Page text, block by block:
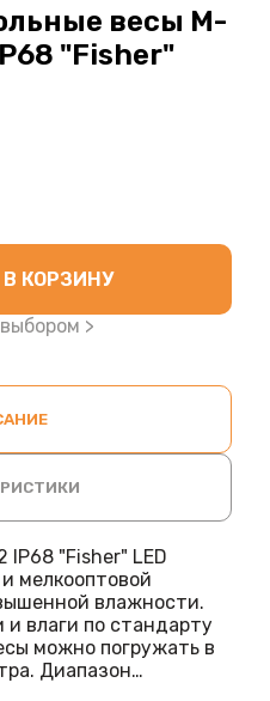
весы M-
"Fisher"
КОРЗИНУ
>
IP68 "Fisher" LED
мелкооптовой
влажности.
влаги по стандарту
можно погружать в
Диапазон